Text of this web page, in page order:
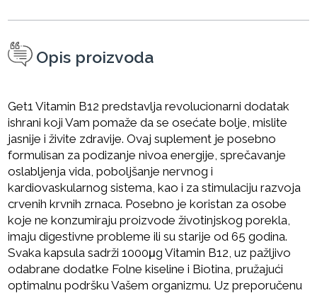
Opis proizvoda
Get1 Vitamin B12 predstavlja revolucionarni dodatak
ishrani koji Vam pomaže da se osećate bolje, mislite
jasnije i živite zdravije. Ovaj suplement je posebno
formulisan za podizanje nivoa energije, sprečavanje
oslabljenja vida, poboljšanje nervnog i
kardiovaskularnog sistema, kao i za stimulaciju razvoja
crvenih krvnih zrnaca. Posebno je koristan za osobe
koje ne konzumiraju proizvode životinjskog porekla,
imaju digestivne probleme ili su starije od 65 godina.
Svaka kapsula sadrži 1000μg Vitamin B12, uz pažljivo
odabrane dodatke Folne kiseline i Biotina, pružajući
optimalnu podršku Vašem organizmu. Uz preporučenu